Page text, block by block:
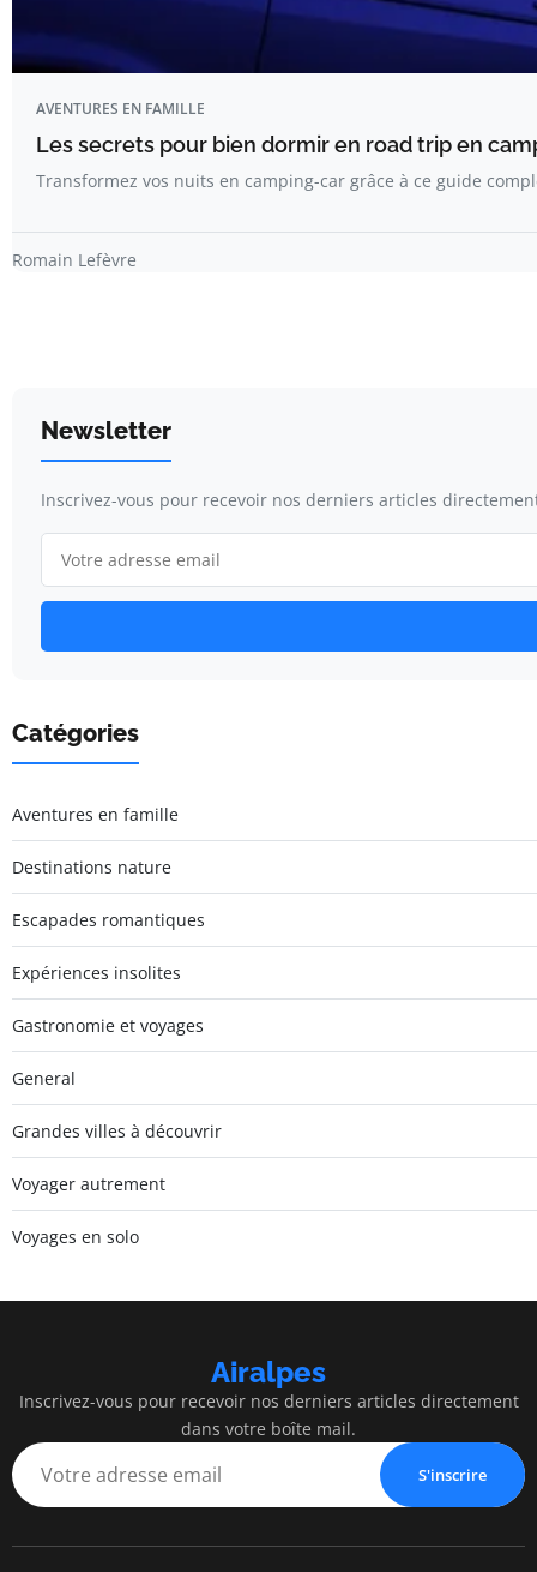
AVENTURES EN FAMILLE
Les secrets pour bien dormir en road trip en
Transformez vos nuits en camping-car grâce à ce guide
Romain Lefèvre
Newsletter
Inscrivez-vous pour recevoir nos derniers articles
Catégories
Aventures en famille
Destinations nature
Escapades romantiques
Expériences insolites
Gastronomie et voyages
General
Grandes villes à découvrir
Voyager autrement
Voyages en solo
Airalpes
Inscrivez-vous pour recevoir nos derniers articles directement
dans votre boîte mail.
S'inscrire